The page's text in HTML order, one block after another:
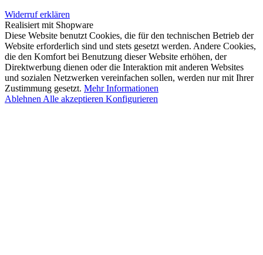
Widerruf erklären
Realisiert mit Shopware
Diese Website benutzt Cookies, die für den technischen Betrieb der
Website erforderlich sind und stets gesetzt werden. Andere Cookies,
die den Komfort bei Benutzung dieser Website erhöhen, der
Direktwerbung dienen oder die Interaktion mit anderen Websites
und sozialen Netzwerken vereinfachen sollen, werden nur mit Ihrer
Zustimmung gesetzt. Mehr Informationen
Ablehnen Alle akzeptieren Konfigurieren